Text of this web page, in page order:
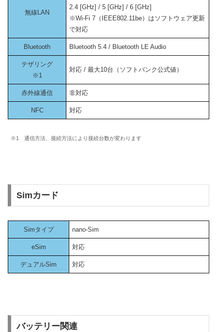
無線LAN
2.4 [GHz] / 5 [GHz] / 6 [GHz]
※Wi-Fi 7（IEEE802.11be）はソフトウェア更新
で対応
Bluetooth Bluetooth 5.4 / Bluetooth LE Audio
テザリング
※1
対応 / 最大10台（ソフトバンク公式値）
赤外線通信 非対応
NFC 対応
※1 通信方法、接続方法により接続台数が変わります
Simカード
Simタイプ nano-Sim
eSim 対応
デュアルSim 対応
バッテリー関連